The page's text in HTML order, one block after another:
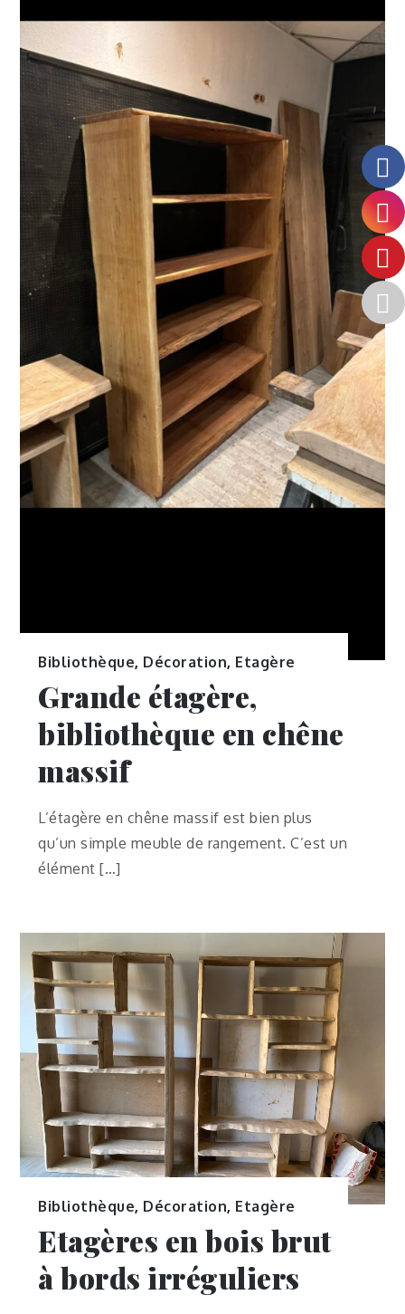
Bibliothèque, Décoration, Etagère
Grande étagère,
bibliothèque en chêne
massif
L’étagère en chêne massif est bien plus
qu’un simple meuble de rangement. C’est un
élément […]
Bibliothèque, Décoration, Etagère
Etagères en bois brut
à bords irréguliers